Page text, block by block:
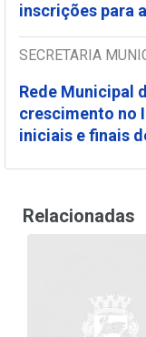
inscrições para
SECRETARIA
Rede Municipal
crescimento no
iniciais e finais
Relacionadas